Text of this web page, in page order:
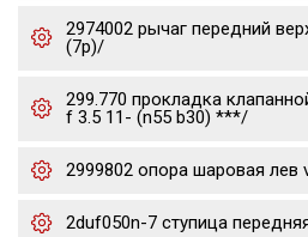
2974002 рычаг передний
(7p)/
299.770 прокладка
f 3.5 11- (n55 b30) ***/
2999802 опора шаровая лев
2duf050n-7 ступица